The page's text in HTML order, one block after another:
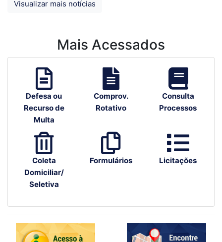
Visualizar mais notícias
Mais Acessados
Defesa ou
Recurso de
Multa
Comprov.
Rotativo
Consulta
Processos
Coleta
Domiciliar/
Seletiva
Formulários Licitações